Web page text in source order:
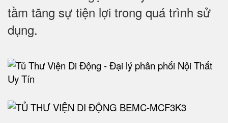
tầm tăng sự tiện lợi trong quá trình sử
dụng.